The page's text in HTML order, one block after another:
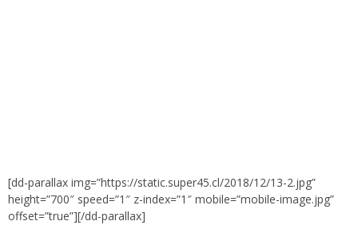
[dd-parallax img=”https://static.super45.cl/2018/12/13-2.jpg”
height=”700″ speed=”1″ z-index=”1″ mobile=”mobile-image.jpg”
offset=”true”][/dd-parallax]